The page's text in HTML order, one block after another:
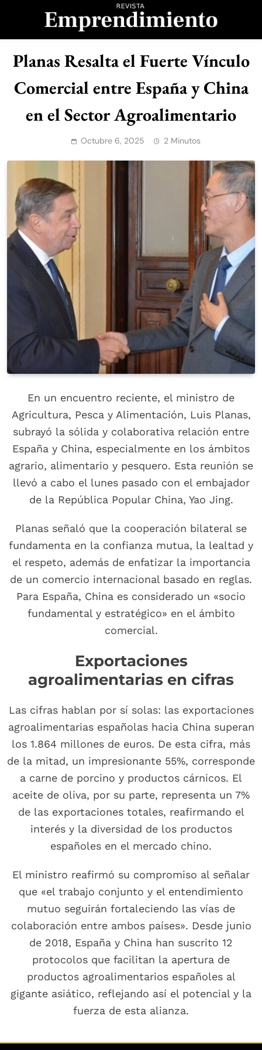
Revista
Emprendimiento
Planas Resalta el Fuerte Vínculo
Comercial entre España y China
en el Sector Agroalimentario
Octubre 6, 2025 2 Minutos
En un encuentro reciente, el ministro de
Agricultura, Pesca y Alimentación, Luis Planas,
subrayó la sólida y colaborativa relación entre
España y China, especialmente en los ámbitos
agrario, alimentario y pesquero. Esta reunión se
llevó a cabo el lunes pasado con el embajador
de la República Popular China, Yao Jing.
Planas señaló que la cooperación bilateral se
fundamenta en la confianza mutua, la lealtad y
el respeto, además de enfatizar la importancia
de un comercio internacional basado en reglas.
Para España, China es considerado un «socio
fundamental y estratégico» en el ámbito
comercial.
Exportaciones
agroalimentarias en cifras
Las cifras hablan por sí solas: las exportaciones
agroalimentarias españolas hacia China superan
los 1.864 millones de euros. De esta cifra, más
de la mitad, un impresionante 55%, corresponde
a carne de porcino y productos cárnicos. El
aceite de oliva, por su parte, representa un 7%
de las exportaciones totales, reafirmando el
interés y la diversidad de los productos
españoles en el mercado chino.
El ministro reafirmó su compromiso al señalar
que «el trabajo conjunto y el entendimiento
mutuo seguirán fortaleciendo las vías de
colaboración entre ambos países». Desde junio
de 2018, España y China han suscrito 12
protocolos que facilitan la apertura de
productos agroalimentarios españoles al
gigante asiático, reflejando así el potencial y la
fuerza de esta alianza.